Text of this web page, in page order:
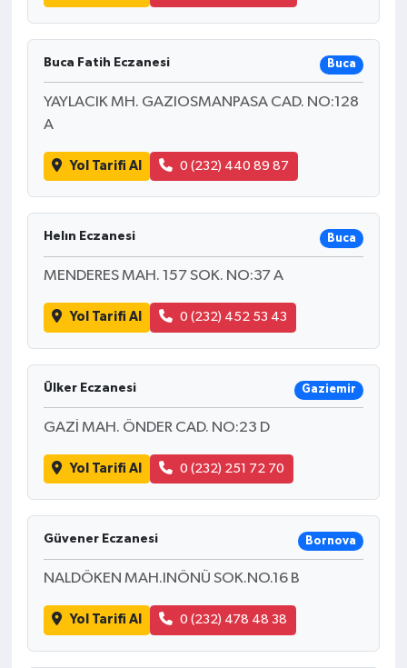
Buca Fatih Eczanesi Buca
YAYLACIK MH. GAZIOSMANPASA CAD. NO:128
A
Yol Tarifi Al 0 (232) 440 89 87
Helın Eczanesi Buca
MENDERES MAH. 157 SOK. NO:37 A
Yol Tarifi Al 0 (232) 452 53 43
Ülker Eczanesi Gaziemir
GAZİ MAH. ÖNDER CAD. NO:23 D
Yol Tarifi Al 0 (232) 251 72 70
Güvener Eczanesi Bornova
NALDÖKEN MAH.INÖNÜ SOK.NO.16 B
Yol Tarifi Al 0 (232) 478 48 38